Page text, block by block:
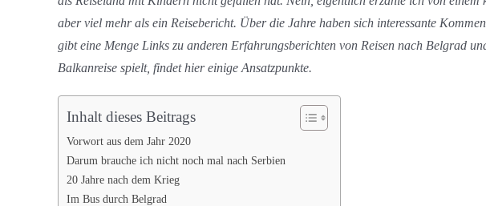
aber viel mehr als ein Reisebericht. Über die Jahre haben sich interessante
gibt eine Menge Links zu anderen Erfahrungsberichten von Reisen nach Belgrad
Balkanreise spielt, findet hier einige Ansatzpunkte.
Inhalt dieses Beitrags
Vorwort aus dem Jahr 2020
Darum brauche ich nicht noch mal nach Serbien
20 Jahre nach dem Krieg
Im Bus durch Belgrad